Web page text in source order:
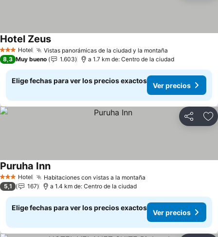
3 Estrellas
Hotel Vistas panorámicas de la ciudad y la montaña
Hotel ZeusVer precios
8,3 Muy bueno 1.603 a 1.7 km de: Centro de la ciudad
Elige fechas para ver los precios exactos
Ver precios
Compartir
3 Estrellas
Hotel Habitaciones con vistas a la montaña
Puruha InnVer precios
5,1 167 a 1.4 km de: Centro de la ciudad
Elige fechas para ver los precios exactos
Ver precios